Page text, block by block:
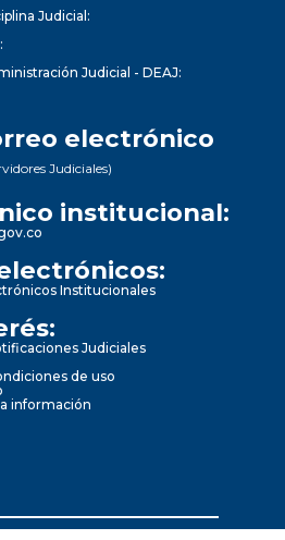
Judicial:
Judicial - DEAJ:
electrónico
Judiciales)
institucional:
Institucionales
Judiciales
de uso
información